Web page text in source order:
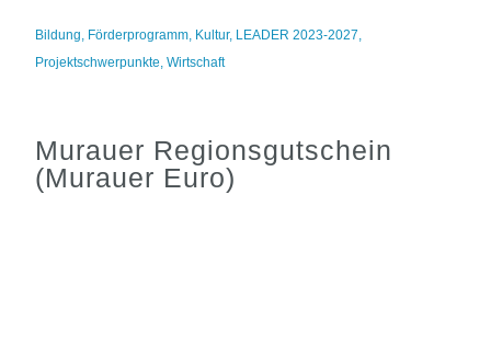
Bildung, Förderprogramm, Kultur, LEADER 2023-2027,
Projektschwerpunkte,Wirtschaft
Murauer Regionsgutschein
(Murauer Euro)